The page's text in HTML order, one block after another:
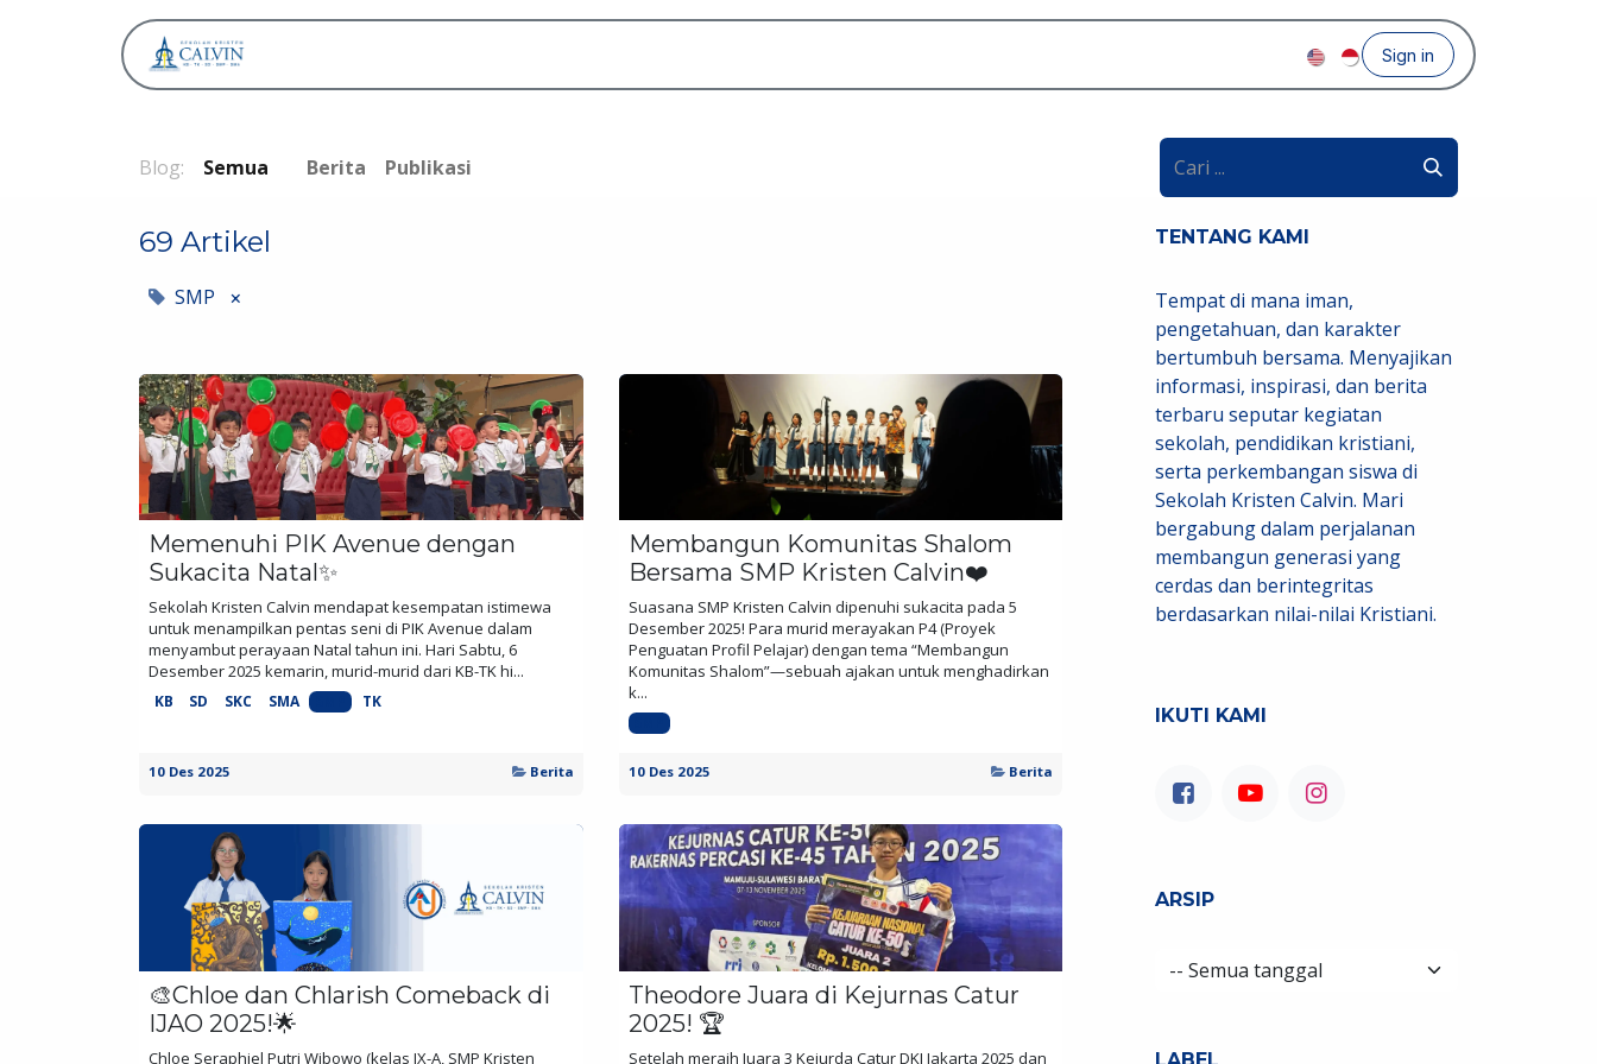
Sign in
Blog: Semua Berita Publikasi
69 Artikel
SMP ×
Memenuhi PIK Avenue dengan
Sukacita Natal✨
Sekolah Kristen Calvin mendapat kesempatan istimewa
untuk menampilkan pentas seni di PIK Avenue dalam
menyambut perayaan Natal tahun ini. Hari Sabtu, 6
Desember 2025 kemarin, murid-murid dari KB-TK hi...
KB SD SKC SMA TK
10 Des 2025 Berita
Membangun Komunitas Shalom
Bersama SMP Kristen Calvin❤️
Suasana SMP Kristen Calvin dipenuhi sukacita pada 5
Desember 2025! Para murid merayakan P4 (Proyek
Penguatan Profil Pelajar) dengan tema “Membangun
Komunitas Shalom”—sebuah ajakan untuk menghadirkan
k...
10 Des 2025 Berita
🎨Chloe dan Chlarish Comeback di
IJAO 2025!🌟
Chloe Seraphiel Putri Wibowo (kelas IX-A, SMP Kristen
Theodore Juara di Kejurnas Catur
2025! 🏆
Setelah meraih Juara 3 Kejurda Catur DKI Jakarta 2025 dan
TENTANG KAMI
Tempat di mana iman,
pengetahuan, dan karakter
bertumbuh bersama. Menyajikan
informasi, inspirasi, dan berita
terbaru seputar kegiatan
sekolah, pendidikan kristiani,
serta perkembangan siswa di
Sekolah Kristen Calvin. Mari
bergabung dalam perjalanan
membangun generasi yang
cerdas dan berintegritas
berdasarkan nilai-nilai Kristiani.
IKUTI KAMI
ARSIP